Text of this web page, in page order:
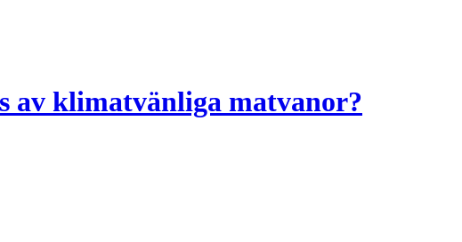
av klimatvänliga matvanor?